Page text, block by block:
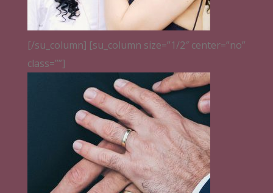
[/su_column] [su_column size=”1/2″ center=”no”
class=””]